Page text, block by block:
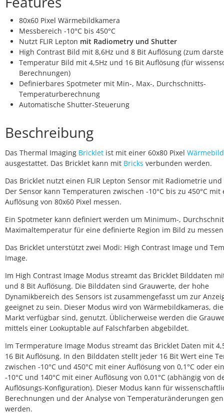
80x60 Pixel Wärmebildkamera
Messbereich -10°C bis 450°C
Nutzt FLIR Lepton mit Radiometry und Shutter
High Contrast Bild mit 8,6Hz und 8 Bit Auflösung (zum
Temperatur Bild mit 4,5Hz und 16 Bit Auflösung (für
Berechnungen)
Definierbares Spotmeter mit Min-, Max-, Durchschnitts-
Temperaturberechnung
Automatische Shutter-Steuerung
Beschreibung
Das Thermal Imaging Bricklet ist mit einer 60x80 Pixel
ausgestattet. Das Bricklet kann mit Bricks verbunden werden.
Das Bricklet nutzt einen FLIR Lepton Sensor mit Radiometrie
Der Sensor kann Temperaturen zwischen -10°C bis zu 450°C mit
Auflösung von 80x60 Pixel messen.
Ein Spotmeter kann definiert werden um Minimum-,
Maximaltemperatur für eine definierte Region im Bild zu
Das Bricklet unterstützt zwei Modi: High Contrast Image und
Image.
Im High Contrast Image Modus streamt das Bricklet Bilddaten
und 8 Bit Auflösung. Die Bilddaten sind Grauwerte, der hohe
Dynamikbereich des Sensors ist zusammengefasst um zur
geeignet zu sein. Dieser Modus wird von Wärmebildkameras,
Markt verfügbar sind, genutzt. Üblicherweise werden die
mittels einer Lookuptable auf Falschfarben abgebildet.
Im Termperature Image Modus streamt das Bricklet Daten mit
16 Bit Auflösung. In den Bilddaten stellt jeder 16 Bit Wert eine
zwischen -10°C und 450°C mit einer Auflösung von 0,1°C oder
-10°C und 140°C mit einer Auflösung von 0,01°C (abhängig von
Auflösungs-Konfiguration). Dieser Modus kann für
Berechnungen und der Analyse von Temperaturänderungen
werden.